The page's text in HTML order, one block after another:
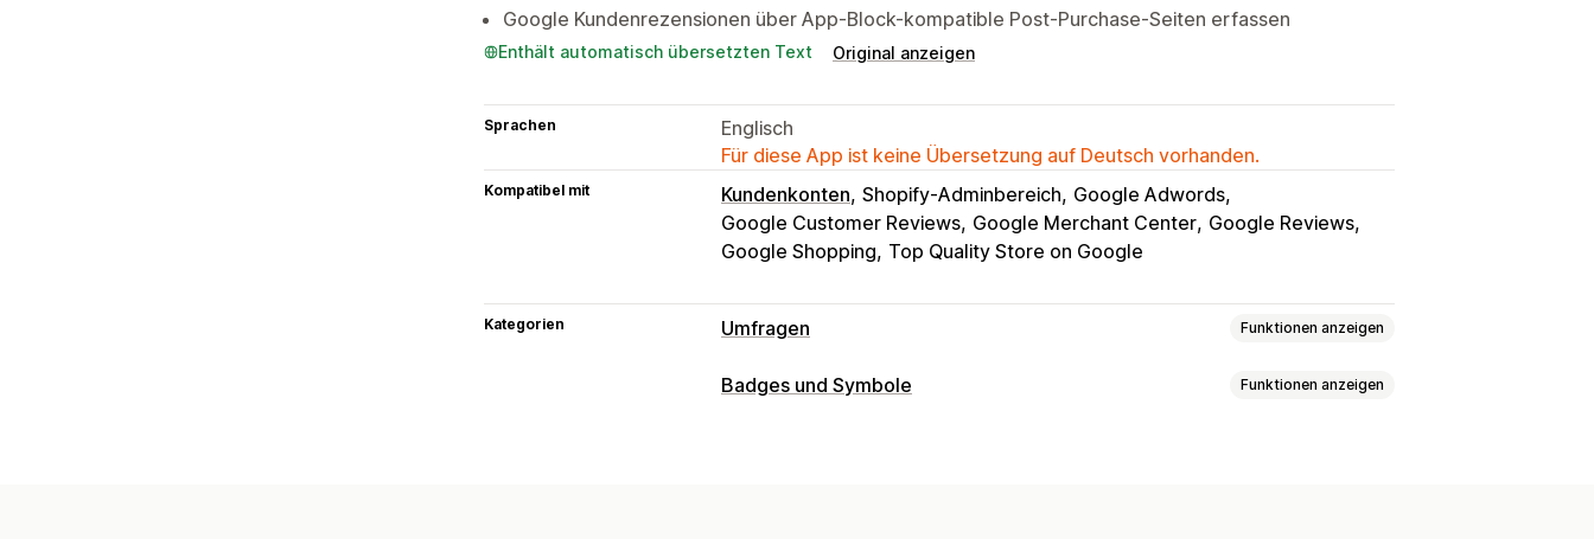
Google Kundenrezensionen über App-Block-kompatible Post-Purchase-Seiten erfassen
Enthält automatisch übersetzten Text Original anzeigen
Sprachen
Englisch
Für diese App ist keine Übersetzung auf Deutsch vorhanden.
Kompatibel mit Kundenkonten Shopify-Adminbereich Google Adwords
Google Customer Reviews Google Merchant Center Google Reviews
Google Shopping Top Quality Store on Google
Kategorien Umfragen Funktionen anzeigen
Formularanpassung
Badges und Symbole Funktionen anzeigen